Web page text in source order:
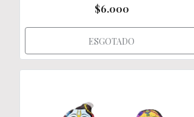
$6.000
ESGOTADO